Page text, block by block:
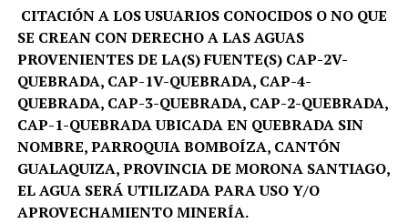
van a conocer muchos lugares que ellos no han
conocido», expresó.
CITACIÓN A LOS USUARIOS CONOCIDOS O NO QUE
SE CREAN CON DERECHO A LAS AGUAS
PROVENIENTES DE LA(S) FUENTE(S) CAP-2V-
QUEBRADA, CAP-1V-QUEBRADA, CAP-4-
QUEBRADA, CAP-3-QUEBRADA, CAP-2-QUEBRADA,
CAP-1-QUEBRADA UBICADA EN QUEBRADA SIN
NOMBRE, PARROQUIA BOMBOÍZA, CANTÓN
GUALAQUIZA, PROVINCIA DE MORONA SANTIAGO,
EL AGUA SERÁ UTILIZADA PARA USO Y/O
APROVECHAMIENTO MINERÍA.